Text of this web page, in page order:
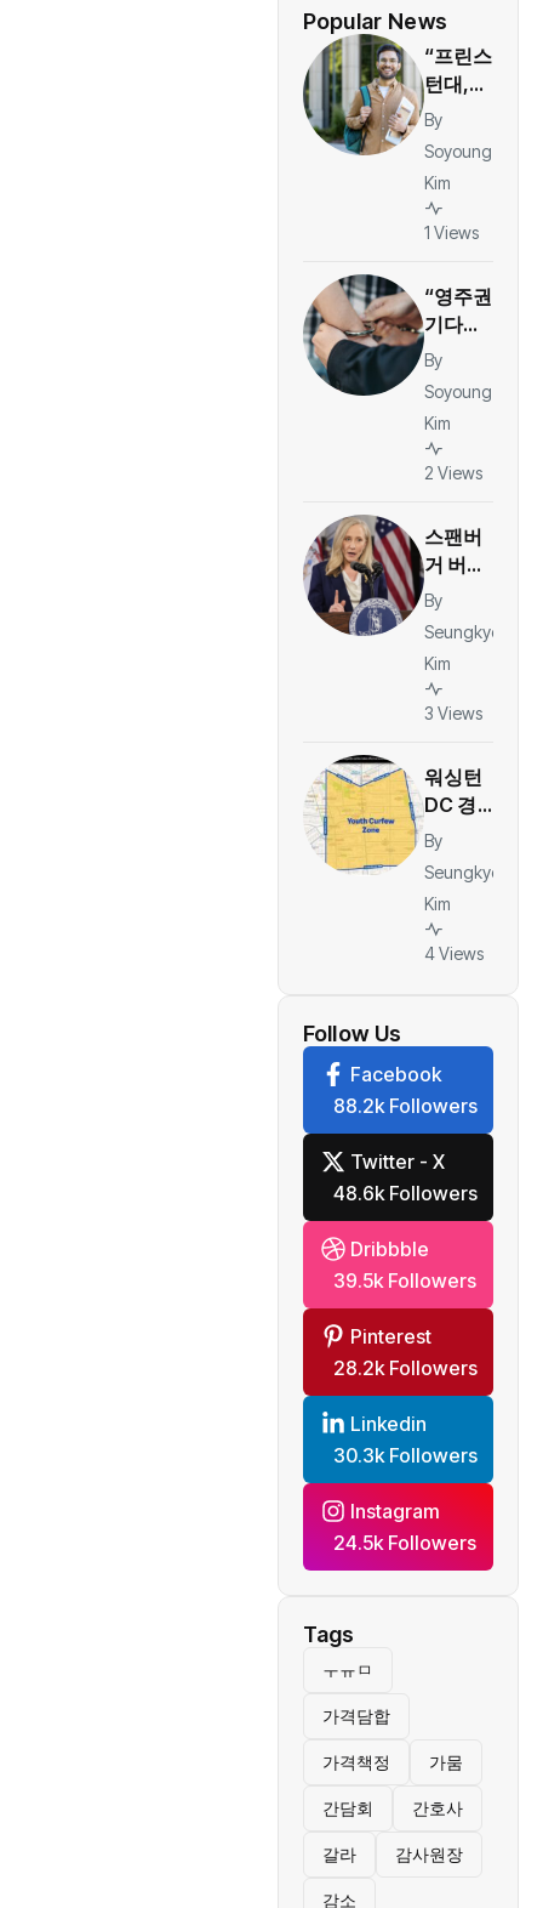
Popular News
“프린스
턴대,
링크드
인 선정
2026
미국 최
고 대학
어 경쟁
력 평
가”
By
Soyoung
Kim
1 Views
“영주권
기다리
던 한
인, JFK
공항서
체포…
ESTA
목 잡았
나”
By
Soyoung
Kim
2 Views
스팬버
거 버지
니아 주
지사 “데
이터센
터 전력
비용, 주
돼”…수
억 달러
절감 기
대
By
Seungkyo
Kim
3 Views
워싱턴
DC 경찰
당국, 컬
럼비아
하이츠
주말 ‘청
소년 통
제한
By
Seungkyo
Kim
4 Views
Follow Us
Facebook
88.2k Followers
Twitter - X
48.6k Followers
Dribbble
39.5k Followers
Pinterest
28.2k Followers
Linkedin
30.3k Followers
Instagram
24.5k Followers
Tags
ㅜㅠㅁ
가격담합
가격책정 가뭄
간담회 간호사
갈라 감사원장
감소